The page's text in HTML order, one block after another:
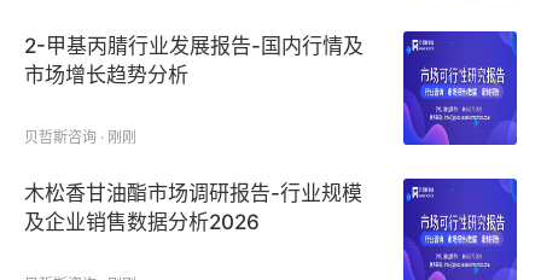
2-甲基丙腈行业发展报告-国内行情及
市场增长趋势分析
贝哲斯咨询 · 刚刚
木松香甘油酯市场调研报告-行业规模
及企业销售数据分析2026